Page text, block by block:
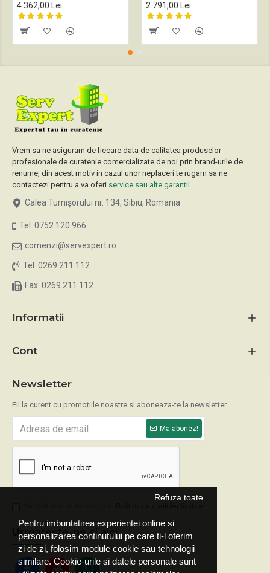
Pentru imbuntatirea experientei online si
personalizarea continutului pe care ti-l oferim
zi de zi, folosim module cookie sau tehnologii
similare. Cookie-urile si datele personale sunt
Refuza toate
4.362,00 Lei
2.791,00 Lei
Vrem sa ne asiguram de fiecare data de calitatea produselor
profesionale de curatenie comercializate de noi prin brand-urile de
renume, din acest motiv in cazul unor neplaceri te rugam sa ne
contactezi pentru a va oferi service sau alte garantii.
Calea Turnișorului nr. 134, Sibiu, Romania
Tel: 0752.120.966
comenzi@servexpert.ro
Tel: 0269.211.112
Fax: 0269.211.112
Informatii
Cont
Newsletter
Fii la curent cu promotiile noastre si aboneaza-te la newsletter
Ma abonez!
Urmareste-ne si aici